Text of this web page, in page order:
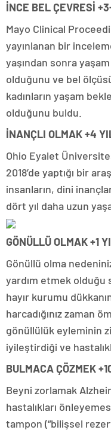
İNCE BEL ÇEVRESİ
Mayo Clinical
yayınlanan bir
yaşından sonra
olduğunu ve bel
kadınların yaşam
olduğunu buldu.
İNANÇLI OLMAK +4
Ohio Eyalet
2018’de yaptığı bir
insanların, dini
dört yıl daha uzun
GÖNÜLLÜ OLMAK +1
Gönüllü olma
yardım etmek
hayır kurumu
harcadığınız zaman
gönüllülük eyleminin
iyileştirdiği ve
BULMACA ÇÖZMEK
Beyni zorlamak
hastalıkları
tampon (“bilişsel